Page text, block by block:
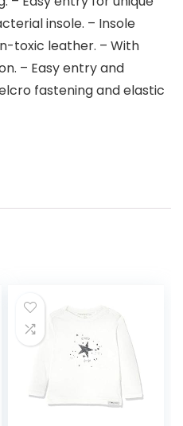
insole. – Insole
toxic leather. – With
– Easy entry and
fastening and elastic